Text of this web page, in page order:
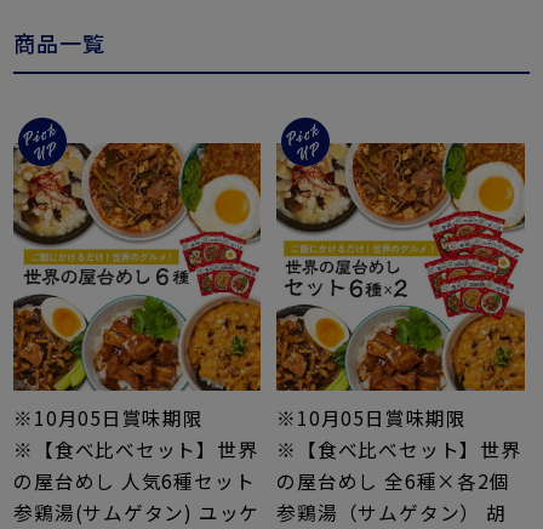
商品一覧
※10月05日賞味期限
※【食べ比べセット】世界
の屋台めし 人気6種セット
参鶏湯(サムゲタン) ユッケ
※10月05日賞味期限
※【食べ比べセット】世界
の屋台めし 全6種×各2個
参鶏湯（サムゲタン） 胡